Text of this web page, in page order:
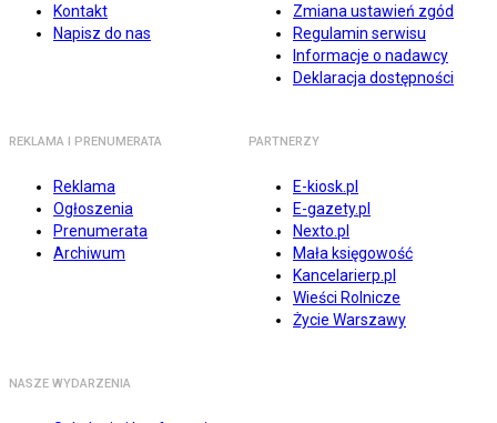
Kontakt
Napisz do nas
Zmiana ustawień zgód
Regulamin serwisu
Informacje o nadawcy
Deklaracja dostępności
REKLAMA I PRENUMERATA
Reklama
Ogłoszenia
Prenumerata
Archiwum
PARTNERZY
E-kiosk.pl
E-gazety.pl
Nexto.pl
Mała księgowość
Kancelarierp.pl
Wieści Rolnicze
Życie Warszawy
NASZE WYDARZENIA